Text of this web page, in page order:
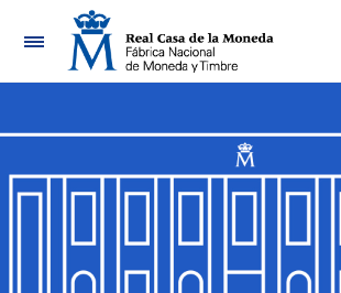
Navigation
Show/Hide
Show/Hide